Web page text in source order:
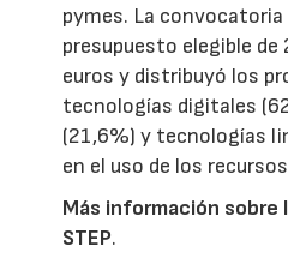
pymes. La
presupuesto elegible de
euros y distribuyó los
tecnologías digitales
(21,6%) y tecnologías
en el uso de los
Más información
STEP.